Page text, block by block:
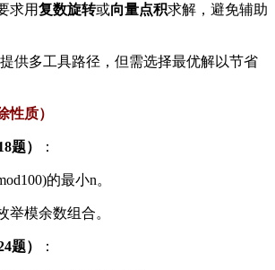
求用​​复数旋转​​或​​向量点积​​求解，避免辅助
提供多工具路径，但需选择最优解以节省
性质）​
题）​ ​：
100)的最小n。
举模余数组合。
题）​ ​：